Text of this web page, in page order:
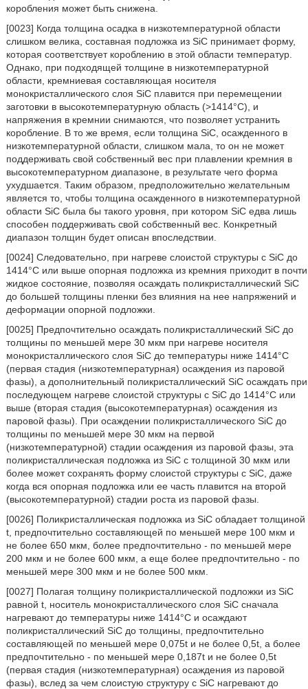
коробления может быть снижена.
[0023] Когда толщина осадка в низкотемпературной области
слишком велика, составная подложка из SiC принимает форму,
которая соответствует короблению в этой области температур.
Однако, при подходящей толщине в низкотемпературной
области, кремниевая составляющая носителя
монокристаллического слоя SiC плавится при перемещении
заготовки в высокотемпературную область (>1414°C), и
напряжения в кремнии снимаются, что позволяет устранить
коробление. В то же время, если толщина SiC, осажденного в
низкотемпературной области, слишком мала, то он не может
поддерживать свой собственный вес при плавлении кремния в
высокотемпературном диапазоне, в результате чего форма
ухудшается. Таким образом, предположительно желательным
является то, чтобы толщина осажденного в низкотемпературной
области SiC была бы такого уровня, при котором SiC едва лишь
способен поддерживать свой собственный вес. Конкретный
диапазон толщин будет описан впоследствии.
[0024] Следовательно, при нагреве слоистой структуры с SiC до
1414°C или выше опорная подложка из кремния приходит в почти
жидкое состояние, позволяя осаждать поликристаллический SiC
до большей толщины пленки без влияния на нее напряжений и
деформации опорной подложки.
[0025] Предпочтительно осаждать поликристаллический SiC до
толщины по меньшей мере 30 мкм при нагреве носителя
монокристаллического слоя SiC до температуры ниже 1414°C
(первая стадия (низкотемпературная) осаждения из паровой
фазы), а дополнительный поликристаллический SiC осаждать при
последующем нагреве слоистой структуры с SiC до 1414°C или
выше (вторая стадия (высокотемпературная) осаждения из
паровой фазы). При осаждении поликристаллического SiC до
толщины по меньшей мере 30 мкм на первой
(низкотемпературной) стадии осаждения из паровой фазы, эта
поликристаллическая подложка из SiC с толщиной 30 мкм или
более может сохранять форму слоистой структуры с SiC, даже
когда вся опорная подложка или ее часть плавится на второй
(высокотемпературной) стадии роста из паровой фазы.
[0026] Поликристаллическая подложка из SiC обладает толщиной
t, предпочтительно составляющей по меньшей мере 100 мкм и
не более 650 мкм, более предпочтительно - по меньшей мере
200 мкм и не более 600 мкм, а еще более предпочтительно - по
меньшей мере 300 мкм и не более 500 мкм.
[0027] Полагая толщину поликристаллической подложки из SiC
равной t, носитель монокристаллического слоя SiC сначала
нагревают до температуры ниже 1414°C и осаждают
поликристаллический SiC до толщины, предпочтительно
составляющей по меньшей мере 0,075t и не более 0,5t, а более
предпочтительно - по меньшей мере 0,187t и не более 0,5t
(первая стадия (низкотемпературная) осаждения из паровой
фазы), вслед за чем слоистую структуру с SiC нагревают до